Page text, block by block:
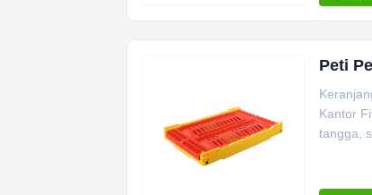
Peti
Kantor
tangga,